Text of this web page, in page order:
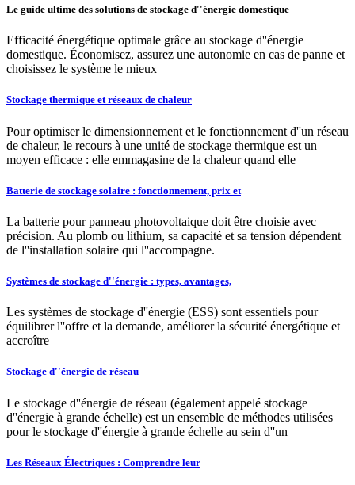
Le guide ultime des solutions de stockage d''énergie domestique
Efficacité énergétique optimale grâce au stockage d''énergie
domestique. Économisez, assurez une autonomie en cas de panne et
choisissez le système le mieux
Stockage thermique et réseaux de chaleur
Pour optimiser le dimensionnement et le fonctionnement d''un réseau
de chaleur, le recours à une unité de stockage thermique est un
moyen efficace : elle emmagasine de la chaleur quand elle
Batterie de stockage solaire : fonctionnement, prix et
La batterie pour panneau photovoltaique doit être choisie avec
précision. Au plomb ou lithium, sa capacité et sa tension dépendent
de l''installation solaire qui l''accompagne.
Systèmes de stockage d''énergie : types, avantages,
Les systèmes de stockage d''énergie (ESS) sont essentiels pour
équilibrer l''offre et la demande, améliorer la sécurité énergétique et
accroître
Stockage d''énergie de réseau
Le stockage d''énergie de réseau (également appelé stockage
d''énergie à grande échelle) est un ensemble de méthodes utilisées
pour le stockage d''énergie à grande échelle au sein d''un
Les Réseaux Électriques : Comprendre leur